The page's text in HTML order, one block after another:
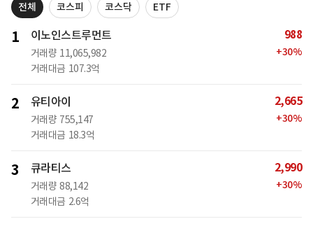
전체 코스피 코스닥 ETF
1 이노인스트루먼트
거래량 11,065,982
거래대금 107.3억
988
+30%
2 유티아이
거래량 755,147
거래대금 18.3억
2,665
+30%
3 큐라티스
거래량 88,142
거래대금 2.6억
2,990
+30%